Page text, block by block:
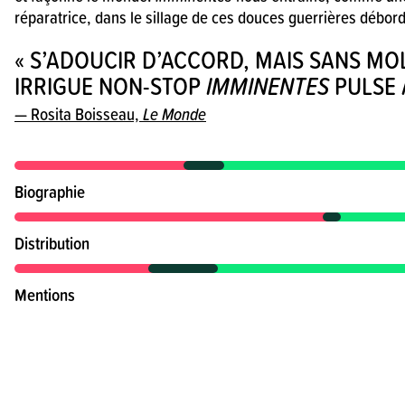
Être ensemble rend ces femmes
SAS
Avant le spectacle Imminentes,
il y a un SAS.
Pendant le SAS,
Nathalie parle du spectacle
réparatrice, dans le sillage de ces douces guerrières
« S’ADOUCIR D’ACCORD, MAIS SANS
IRRIGUE NON-STOPIMMINENTESPULSE
— Rosita Boisseau,Le Monde
Biographie
Distribution
Mentions